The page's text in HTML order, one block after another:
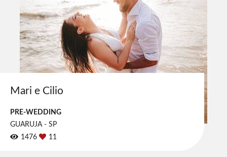
Mari e Cilio
PRE-WEDDING
GUARUJA - SP
1476
11